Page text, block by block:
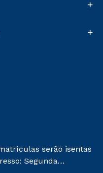
+
+
serão isentas
Segunda